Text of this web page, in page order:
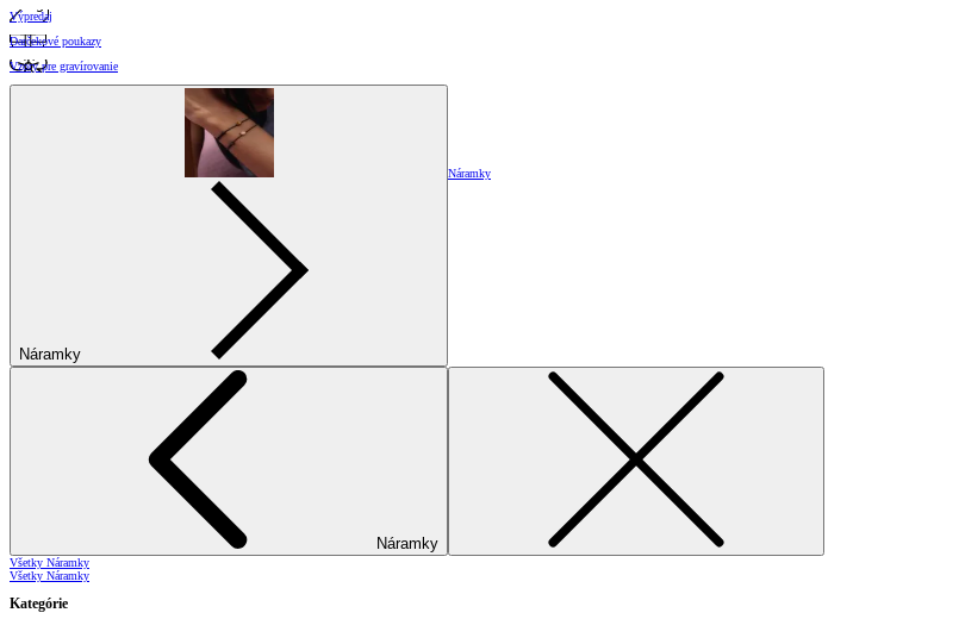
Výpredaj
Darčekové poukazy
Vzory pre gravírovanie
Náramky
Náramky
Náramky
Všetky Náramky
Všetky Náramky
Kategórie